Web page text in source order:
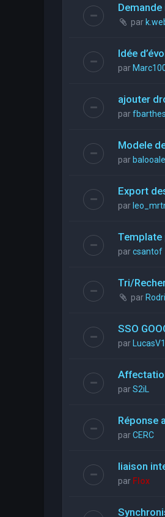
par
Idée
par
ajouter
parfbarthes
Modele
par
Export
par
Template
parcsantof
Tri/
par
SSO
par
parS2iL
Réponse
parCERC
liaison
par Flox